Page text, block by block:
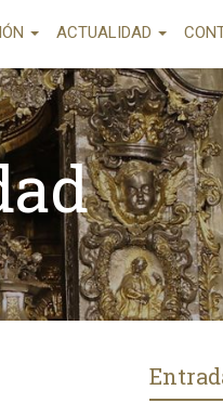
ACTUALIDAD